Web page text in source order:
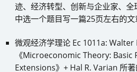
迹、经济转型、创新与企业家、
中选一个题目写一篇25页左右的文
微观经济学理论 Ec 1011a:
《Microeconomic Theory: Basic
Extensions》+ Hal R. Varian 所